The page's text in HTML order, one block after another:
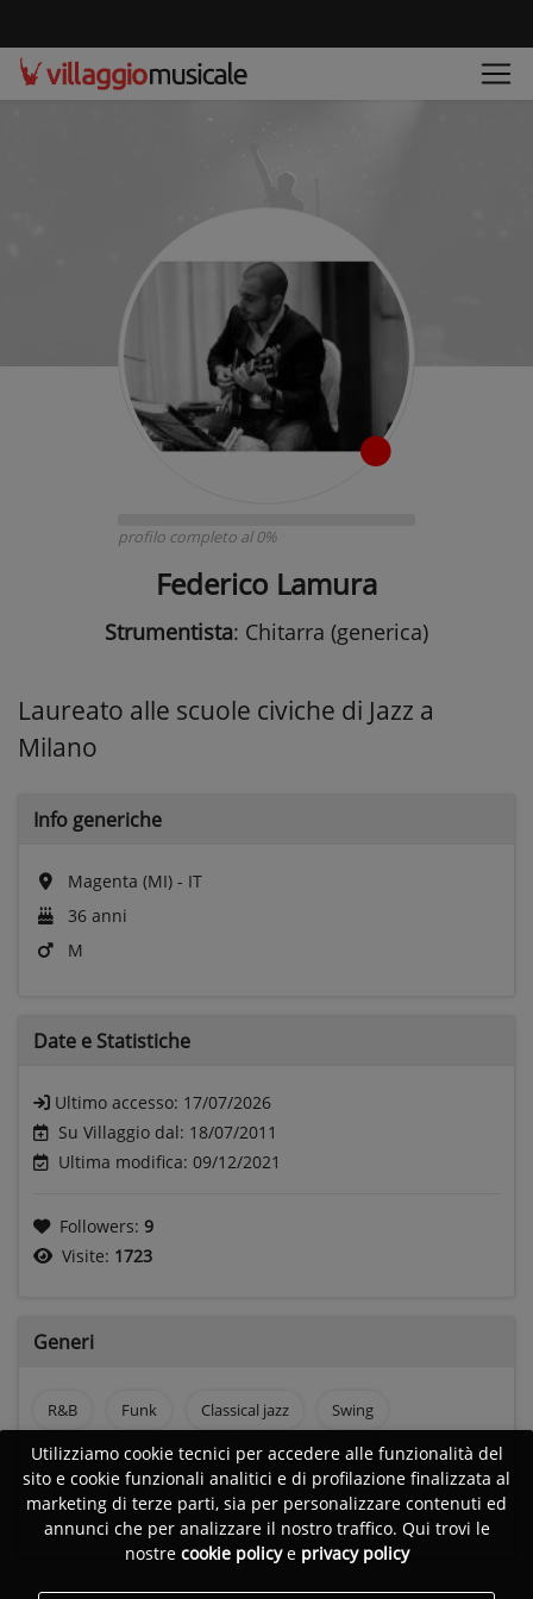
profilo completo al 0%
Federico Lamura
Strumentista: Chitarra (generica)
Laureato alle scuole civiche di Jazz a
Milano
Info generiche
Magenta (MI) - IT
36 anni
M
Date e Statistiche
Ultimo accesso: 17/07/2026
Su Villaggio dal: 18/07/2011
Ultima modifica: 09/12/2021
Followers: 9
Visite: 1723
Generi
R&B Funk Classical jazz Swing
Blues Rock Pop rock Rock and roll
Bossa nova
Utilizziamo cookie tecnici per accedere alle funzionalità del
sito e cookie funzionali analitici e di profilazione finalizzata al
marketing di terze parti, sia per personalizzare contenuti ed
annunci che per analizzare il nostro traffico. Qui trovi le
nostre cookie policye privacy policy